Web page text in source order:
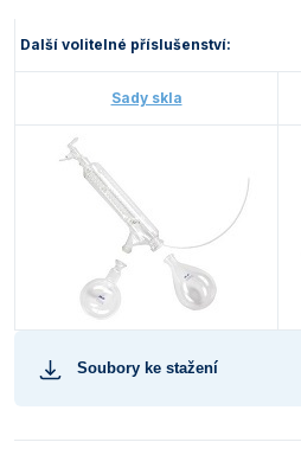
Další volitelné příslušenství:
Sady skla
Soubory ke stažení